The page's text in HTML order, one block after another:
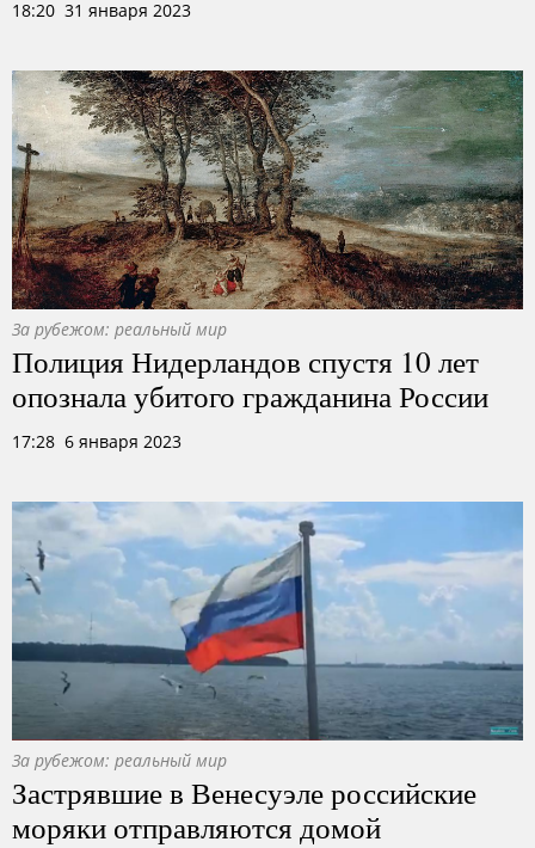
18:20 31 января 2023
За рубежом: реальный мир
Полиция Нидерландов спустя 10 лет
опознала убитого гражданина России
17:28 6 января 2023
За рубежом: реальный мир
Застрявшие в Венесуэле российские
моряки отправляются домой